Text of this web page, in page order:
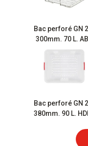
Bac perforé GN
300mm. 70 L.
Bac perforé GN
380mm. 90 L.